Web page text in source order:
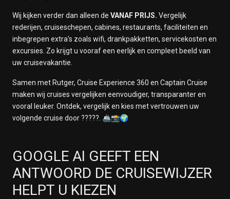
Wij kijken verder dan alleen de VANAF PRIJS. Vergelijk
rederijen, cruiseschepen, cabines, restaurants, faciliteiten en
inbegrepen extra's zoals wifi, drankpakketten, servicekosten en
excursies. Zo krijgt u vooraf een eerlijk en compleet beeld van
uw cruisevakantie.
Samen met Rutger, Cruise Experience 360 en Captain Cruise
maken wij cruises vergelijken eenvoudiger, transparanter en
vooral leuker. Ontdek, vergelijk en kies met vertrouwen uw
volgende cruise door ?????. 🚢📸🌍
GOOGLE AI GEEFT EEN
ANTWOORD DE CRUISEWIJZER
HELPT U KIEZEN